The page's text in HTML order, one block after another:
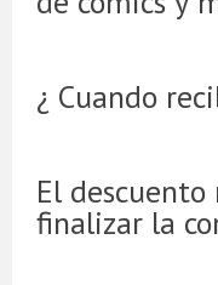
¿ Cuando
El
finalizar la